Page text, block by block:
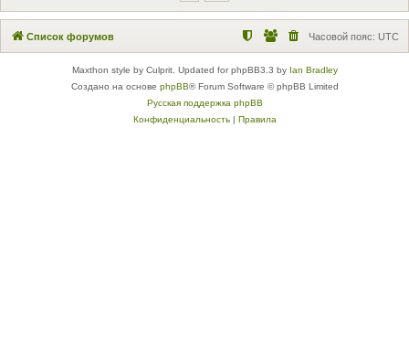
Список форумов Часовой пояс: UTC
Maxthon style by Culprit. Updated for phpBB3.3 by Ian Bradley
Создано на основе phpBB® Forum Software © phpBB Limited
Русская поддержка phpBB
Конфиденциальность| Правила